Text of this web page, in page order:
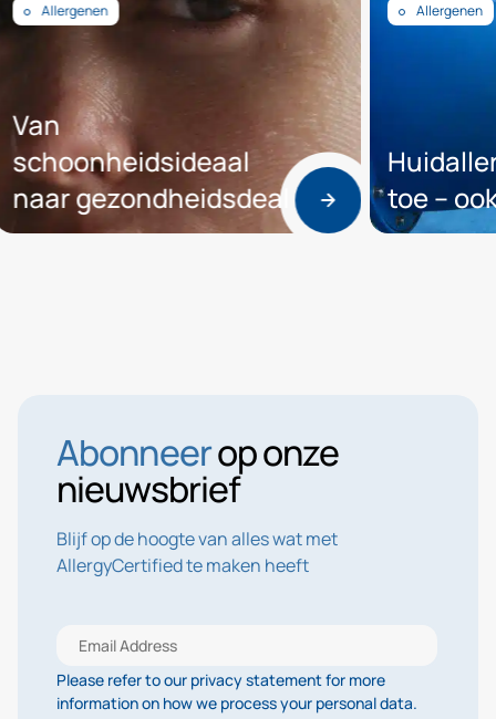
Allergenen
gezondheidsdeal
Allergenen
toe – ook
Abonneerop onze
nieuwsbrief
Blijf op de hoogte van alles wat met
AllergyCertified te maken heeft
Please refer to our privacy statement for more
information on how we process your personal data.